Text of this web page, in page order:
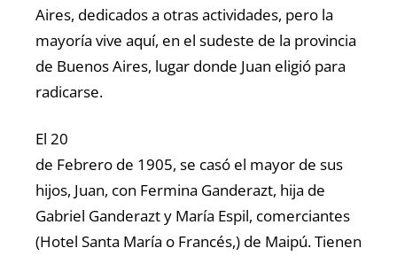
Aires, dedicados a otras actividades, pero la
mayoría vive aquí, en el sudeste de la provincia
de Buenos Aires, lugar donde Juan eligió para
radicarse.
El 20
de Febrero de 1905, se casó el mayor de sus
hijos, Juan, con Fermina Ganderazt, hija de
Gabriel Ganderazt y María Espil, comerciantes
(Hotel Santa María o Francés,) de Maipú. Tienen